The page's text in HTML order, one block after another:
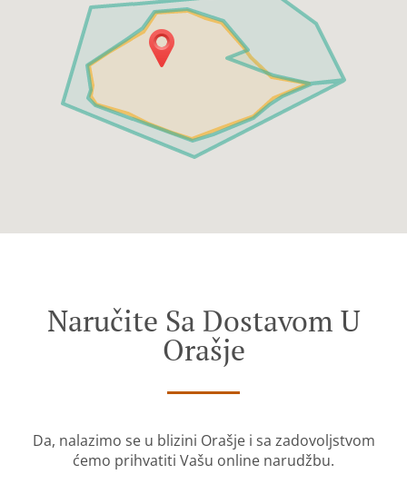
Naručite Sa Dostavom U
Orašje
Da, nalazimo se u blizini Orašje i sa zadovoljstvom
ćemo prihvatiti Vašu online narudžbu.